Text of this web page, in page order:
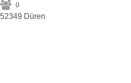
0
52349 Düren